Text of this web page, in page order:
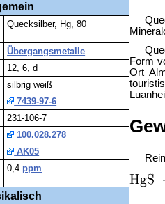
Quecksilber, Hg, 80
Übergangsmetalle
12, 6, d
silbrig weiß
7439-97-6
231-106-7
100.028.278
AK05
0,4 ppm
Form
Ort